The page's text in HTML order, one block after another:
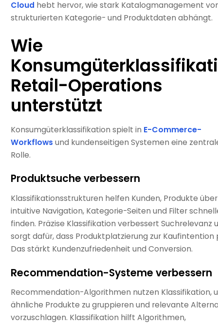
Cloud hebt hervor, wie stark Katalogmanagement
strukturierten Kategorie- und Produktdaten abhängt.
Wie
Retail-Operations
unterstützt
Konsumgüterklassifikation spielt in E-Commerce-
Workflows und kundenseitigen Systemen eine
Rolle.
Produktsuche verbessern
Klassifikationsstrukturen helfen Kunden, Produkte über
intuitive Navigation, Kategorie-Seiten und Filter
finden. Präzise Klassifikation verbessert Suchrelevanz
sorgt dafür, dass Produktplatzierung zur Kaufintention
Das stärkt Kundenzufriedenheit und Conversion.
Recommendation-Systeme verbessern
Recommendation-Algorithmen nutzen Klassifikation,
ähnliche Produkte zu gruppieren und relevante
vorzuschlagen. Klassifikation hilft Algorithmen,